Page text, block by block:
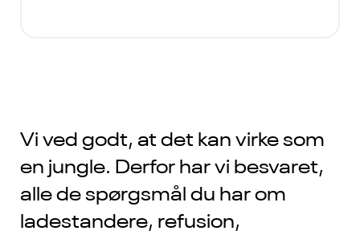
Vi ved godt, at det kan virke som
en jungle. Derfor har vi besvaret,
alle de spørgsmål du har om
ladestandere, refusion,